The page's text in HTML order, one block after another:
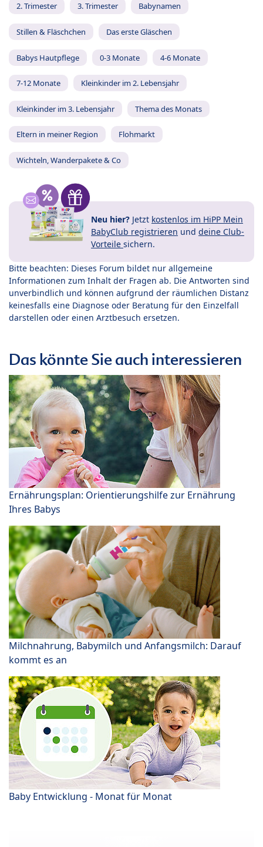
2. Trimester 3. Trimester Babynamen
Stillen & Fläschchen Das erste Gläschen
Babys Hautpflege 0-3 Monate 4-6 Monate
7-12 Monate Kleinkinder im 2. Lebensjahr
Kleinkinder im 3. Lebensjahr Thema des Monats
Eltern in meiner Region Flohmarkt
Wichteln, Wanderpakete & Co
Neu hier? Jetzt kostenlos im HiPP Mein
BabyClub registrieren und deine Club-
Vorteile sichern.
Bitte beachten: Dieses Forum bildet nur allgemeine
Informationen zum Inhalt der Fragen ab. Die Antworten sind
unverbindlich und können aufgrund der räumlichen Distanz
keinesfalls eine Diagnose oder Beratung für den Einzelfall
darstellen oder einen Arztbesuch ersetzen.
Das könnte Sie auch interessieren
Ernährungsplan: Orientierungshilfe zur Ernährung
Ihres Babys
Milchnahrung, Babymilch und Anfangsmilch: Darauf
kommt es an
Baby Entwicklung - Monat für Monat